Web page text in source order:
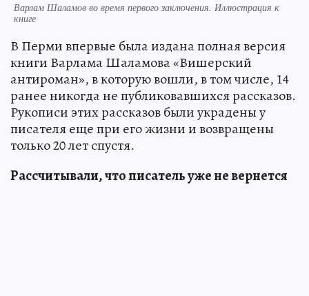
Варлам Шаламов во время первого заключения. Иллюстрация к
книге
В Перми впервые была издана полная версия
книги Варлама Шаламова «Вишерский
антироман», в которую вошли, в том числе, 14
ранее никогда не публиковавшихся рассказов.
Рукописи этих рассказов были украдены у
писателя еще при его жизни и возвращены
только 20 лет спустя.
Рассчитывали, что писатель уже не вернется